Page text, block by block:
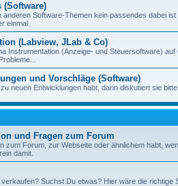
(Software)
anderen Software-Themen kein passendes dabei
einmal.
(Labview, JLab & Co)
Instrumentation (Anzeige- und Steuersoftware)
und Vorschläge (Software)
neuen Entwicklungen habt, dann diskutiert sie bitte
und Fragen zum Forum
zum Forum, zur Webseite oder ähnlichem habt,
damit.
Suchst Du etwas? Hier wäre die richtige